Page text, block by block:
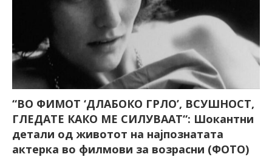
“ВО ФИМОТ ‘ДЛАБОКО ГРЛО’, ВСУШНОСТ,
ГЛЕДАТЕ КАКО МЕ СИЛУВААТ“: Шокантни
детали од животот на најпознатата
актерка во филмови за возрасни (ФОТО)